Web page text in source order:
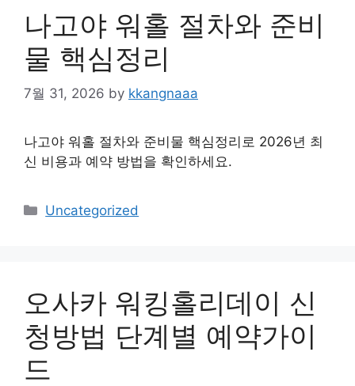
나고야 워홀 절차와 준비
물 핵심정리
7월 31, 2026 by kkangnaaa
나고야 워홀 절차와 준비물 핵심정리로 2026년 최
신 비용과 예약 방법을 확인하세요.
Categories
Uncategorized
오사카 워킹홀리데이 신
청방법 단계별 예약가이
드